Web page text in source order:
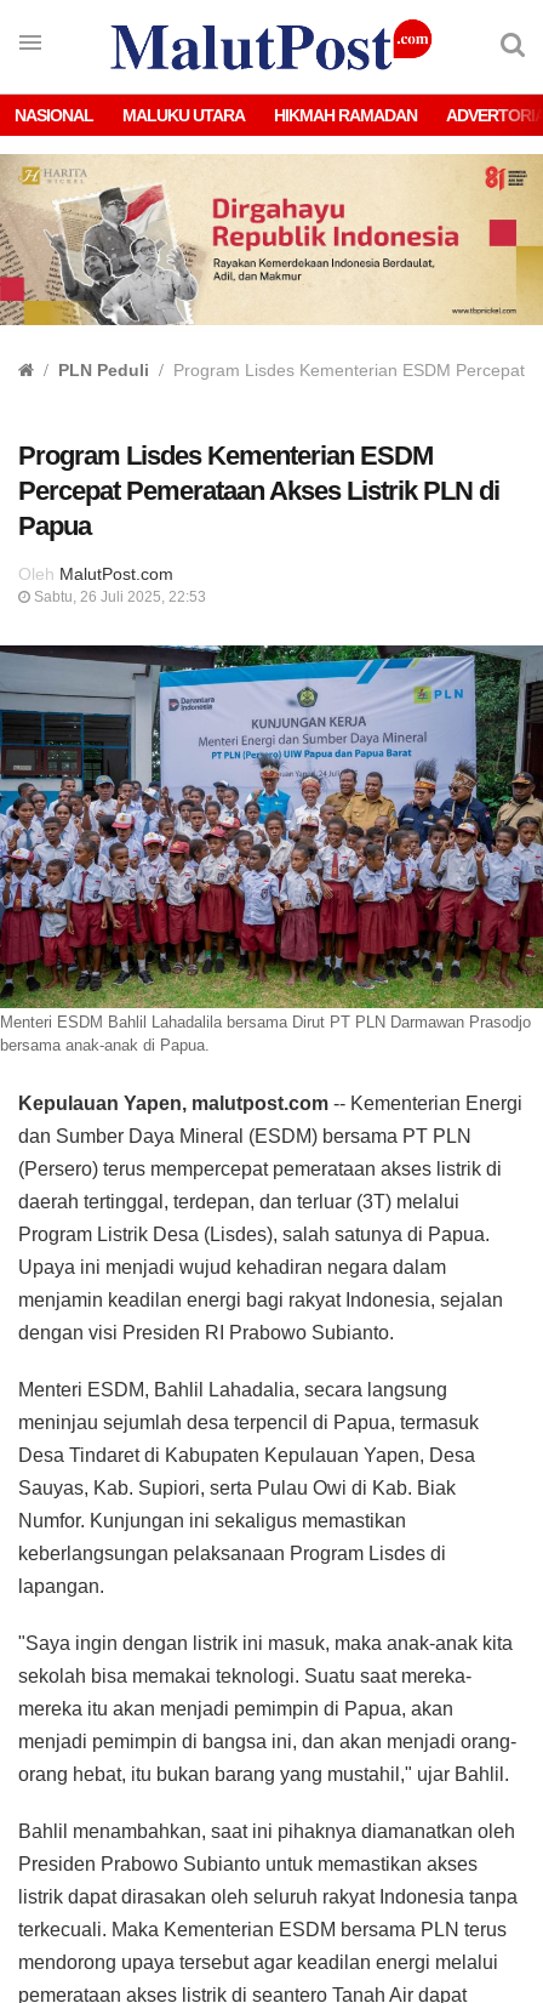
NASIONAL MALUKU UTARA HIKMAH RAMADAN
PLN Peduli Program Lisdes Kementerian ESDM Percepat
Program Lisdes Kementerian ESDM
Percepat Pemerataan Akses Listrik PLN di
Papua
Oleh MalutPost.com
Sabtu, 26 Juli 2025, 22:53
Menteri ESDM Bahlil Lahadalila bersama Dirut PT PLN Darmawan Prasodjo
bersama anak-anak di Papua.
Kepulauan Yapen, malutpost.com -- Kementerian Energi
dan Sumber Daya Mineral (ESDM) bersama PT PLN
(Persero) terus mempercepat pemerataan akses listrik di
daerah tertinggal, terdepan, dan terluar (3T) melalui
Program Listrik Desa (Lisdes), salah satunya di Papua.
Upaya ini menjadi wujud kehadiran negara dalam
menjamin keadilan energi bagi rakyat Indonesia, sejalan
dengan visi Presiden RI Prabowo Subianto.
Menteri ESDM, Bahlil Lahadalia, secara langsung
meninjau sejumlah desa terpencil di Papua, termasuk
Desa Tindaret di Kabupaten Kepulauan Yapen, Desa
Sauyas, Kab. Supiori, serta Pulau Owi di Kab. Biak
Numfor. Kunjungan ini sekaligus memastikan
keberlangsungan pelaksanaan Program Lisdes di
lapangan.
"Saya ingin dengan listrik ini masuk, maka anak-anak kita
sekolah bisa memakai teknologi. Suatu saat mereka-
mereka itu akan menjadi pemimpin di Papua, akan
menjadi pemimpin di bangsa ini, dan akan menjadi orang-
orang hebat, itu bukan barang yang mustahil," ujar Bahlil.
Bahlil menambahkan, saat ini pihaknya diamanatkan oleh
Presiden Prabowo Subianto untuk memastikan akses
listrik dapat dirasakan oleh seluruh rakyat Indonesia tanpa
terkecuali. Maka Kementerian ESDM bersama PLN terus
mendorong upaya tersebut agar keadilan energi melalui
pemerataan akses listrik di seantero Tanah Air dapat